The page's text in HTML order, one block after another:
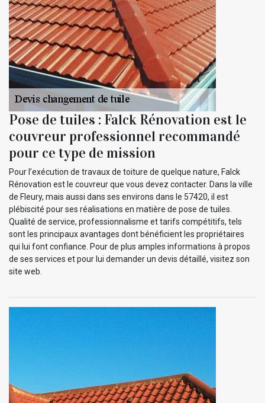
Pose de tuiles : Falck Rénovation est le
couvreur professionnel recommandé
pour ce type de mission
Pour l’exécution de travaux de toiture de quelque nature, Falck
Rénovation est le couvreur que vous devez contacter. Dans la ville
de Fleury, mais aussi dans ses environs dans le 57420, il est
plébiscité pour ses réalisations en matière de pose de tuiles.
Qualité de service, professionnalisme et tarifs compétitifs, tels
sont les principaux avantages dont bénéficient les propriétaires
qui lui font confiance. Pour de plus amples informations à propos
de ses services et pour lui demander un devis détaillé, visitez son
site web.